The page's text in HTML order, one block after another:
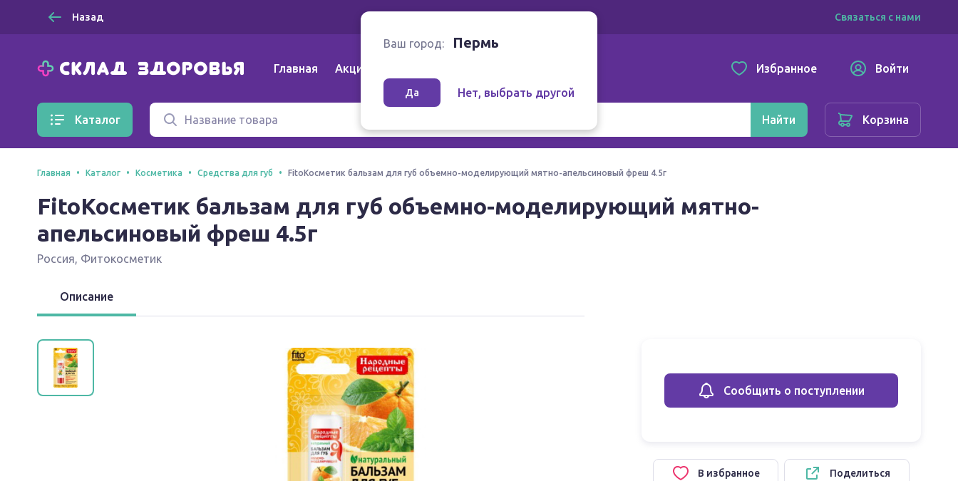
Назад Связаться с нами
Главная Акции Избранное Войти
Каталог Найти Корзина
Ваш город: Пермь
Да Нет, выбрать другой
Главная Каталог Косметика Средства для губ FitoКосметик бальзам для губ объемно-моделирующий мятно-апельсиновый фреш 4.5г
FitoКосметик бальзам для губ объемно-моделирующий мятно-
апельсиновый фреш 4.5г
Россия, Фитокосметик
Описание
Сообщить о поступлении
В избранное Поделиться